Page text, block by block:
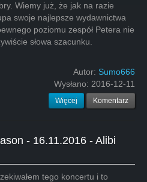
Wiemy już, że jak na razie
swoje najlepsze wydawnictwa
poziomu zespół Petera nie
słowa szacunku.
Autor: Sumo666
Wysłano: 2016-12-11
Więcej Komentarz
- 16.11.2016 - Alibi
tego koncertu i to